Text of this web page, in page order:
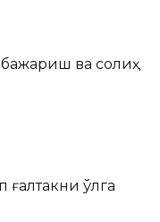
ва солиҳ
қўлга